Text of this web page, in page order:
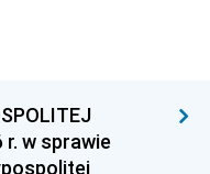
1994
1991
r. w sprawie